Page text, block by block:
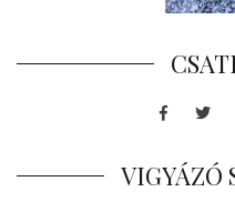
VIGYÁZÓ